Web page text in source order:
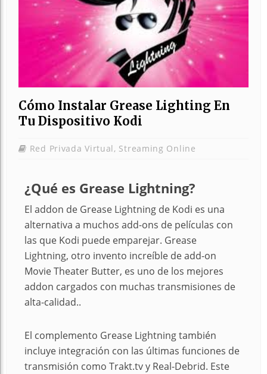
Cómo Instalar Grease Lighting En
Tu Dispositivo Kodi
Red Privada Virtual, Streaming Online
¿Qué es Grease Lightning?
El addon de Grease Lightning de Kodi es una
alternativa a muchos add-ons de películas con
las que Kodi puede emparejar. Grease
Lightning, otro invento increíble de add-on
Movie Theater Butter, es uno de los mejores
addon cargados con muchas transmisiones de
alta-calidad..
El complemento Grease Lightning también
incluye integración con las últimas funciones de
transmisión como Trakt.tv y Real-Debrid. Este